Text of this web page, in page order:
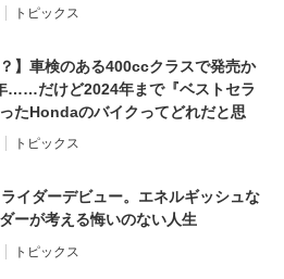
トピックス
？】車検のある400ccクラスで発売か
……だけど2024年まで『ベストセラ
たHondaのバイクってどれだと思
トピックス
イダーデビュー。エネルギッシュな
ーが考える悔いのない人生
トピックス